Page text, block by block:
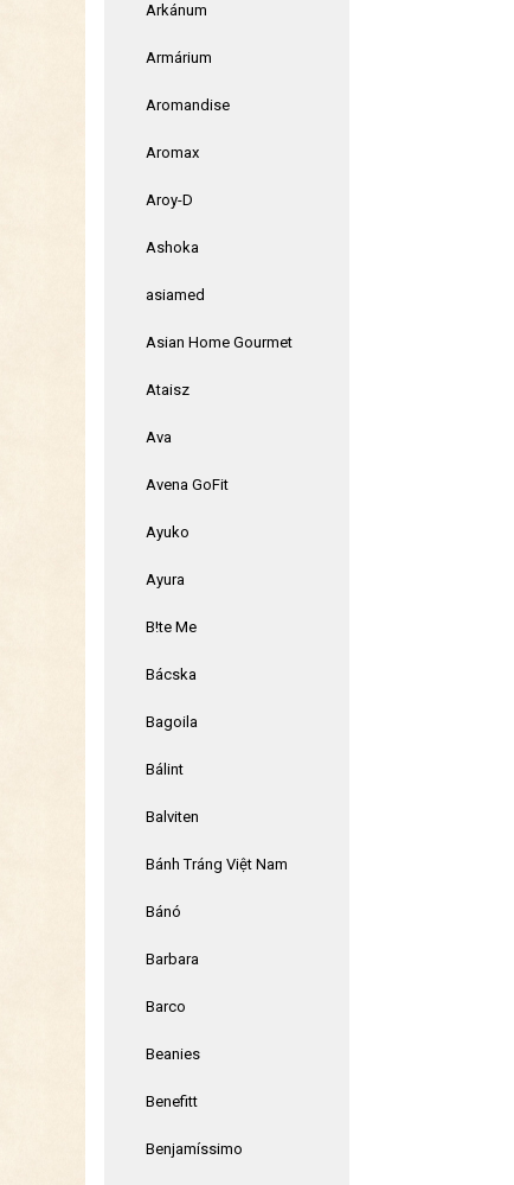
Arkánum
Armárium
Aromandise
Aromax
Aroy-D
Ashoka
asiamed
Asian Home Gourmet
Ataisz
Ava
Avena GoFit
Ayuko
Ayura
B!te Me
Bácska
Bagoila
Bálint
Balviten
Bánh Tráng Việt Nam
Bánó
Barbara
Barco
Beanies
Benefitt
Benjamíssimo